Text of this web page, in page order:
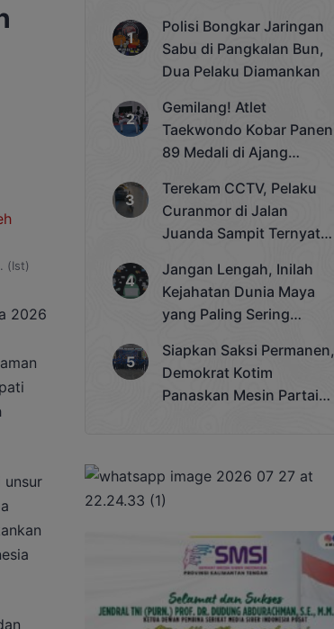
(Ist)
2026
unsur
Polisi Bongkar Jaringan
Sabu di Pangkalan Bun,
Dua Pelaku Diamankan
Gemilang! Atlet
Taekwondo Kobar Panen
89 Medali di Ajang
Cup 2025
Terekam CCTV, Pelaku
Curanmor di Jalan
Juanda Sampit Ternyata
Jangan Lengah, Inilah
Kejahatan Dunia Maya
yang Paling Sering
Siapkan Saksi Permanen,
Demokrat Kotim
Panaskan Mesin Partai